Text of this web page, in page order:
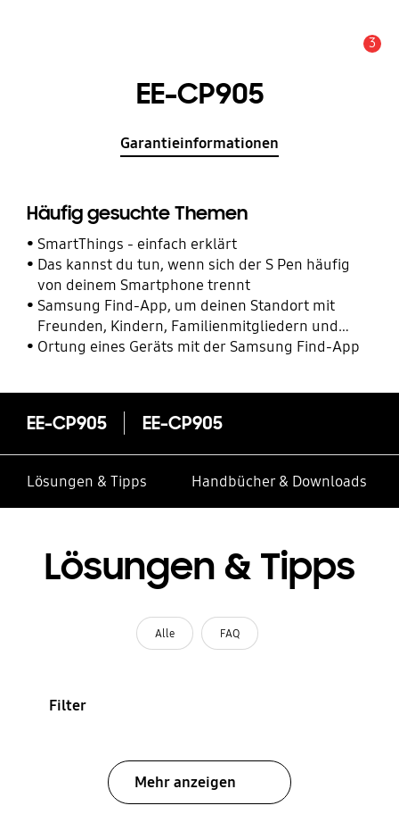
3
EE-CP905
Garantieinformationen
Häufig gesuchte Themen
SmartThings - einfach erklärt
Das kannst du tun, wenn sich der S Pen häufig
von deinem Smartphone trennt
Samsung Find-App, um deinen Standort mit
Freunden, Kindern, Familienmitgliedern und
anderen Kontakten zu teilen
Ortung eines Geräts mit der Samsung Find-App
EE-CP905 EE-CP905
Lösungen & Tipps Handbücher & Downloads
Lösungen & Tipps
Alle FAQ
Filter
Mehr anzeigen